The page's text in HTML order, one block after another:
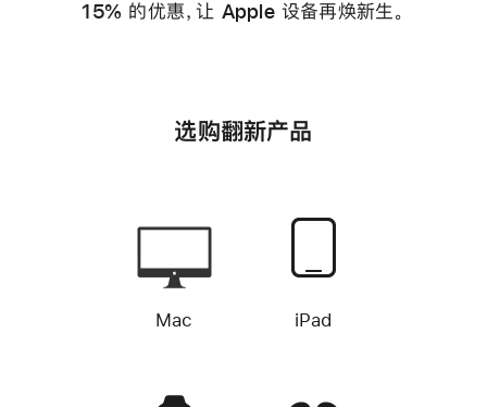
15% 的优惠，让 Apple 设备再焕新生。
选购翻新产品
Mac iPad